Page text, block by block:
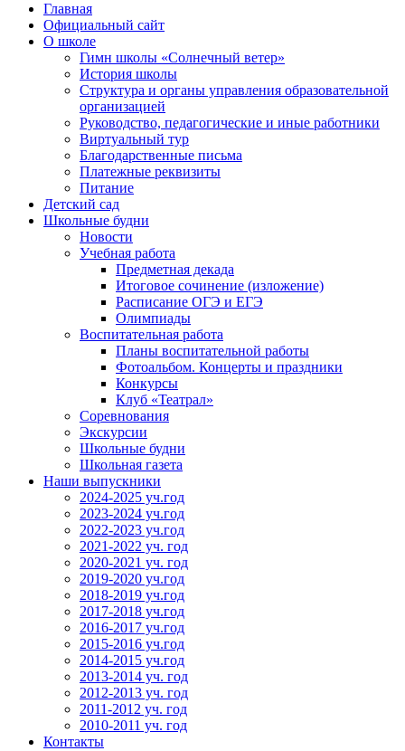
Главная
Официальный сайт
О школе
Гимн школы «Солнечный ветер»
История школы
Структура и органы управления образовательной
организацией
Руководство, педагогические и иные работники
Виртуальный тур
Благодарственные письма
Платежные реквизиты
Питание
Детский сад
Школьные будни
Новости
Учебная работа
Предметная декада
Итоговое сочинение (изложение)
Расписание ОГЭ и ЕГЭ
Олимпиады
Воспитательная работа
Планы воспитательной работы
Фотоальбом. Концерты и праздники
Конкурсы
Клуб «Театрал»
Соревнования
Экскурсии
Школьные будни
Школьная газета
Наши выпускники
2024-2025 уч.год
2023-2024 уч.год
2022-2023 уч.год
2021-2022 уч. год
2020-2021 уч. год
2019-2020 уч.год
2018-2019 уч.год
2017-2018 уч.год
2016-2017 уч.год
2015-2016 уч.год
2014-2015 уч.год
2013-2014 уч. год
2012-2013 уч. год
2011-2012 уч. год
2010-2011 уч. год
Контакты